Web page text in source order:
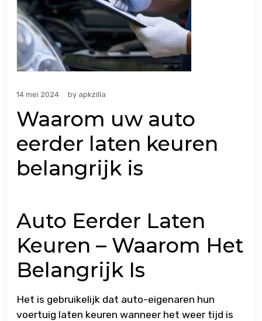
14 mei 2024 by apkzilla
Waarom uw auto
eerder laten keuren
belangrijk is
Auto Eerder Laten
Keuren – Waarom Het
Belangrijk Is
Het is gebruikelijk dat auto-eigenaren hun
voertuig laten keuren wanneer het weer tijd is